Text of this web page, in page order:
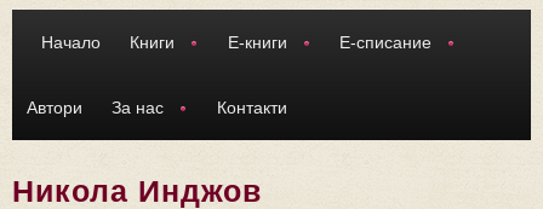
Начало Книги Е-книги Е-списание
Автори За нас Контакти
Никола Инджов